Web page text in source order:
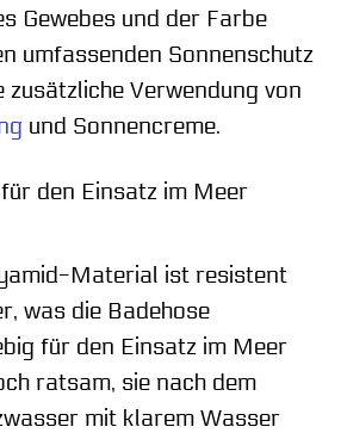
Gewebes und der Farbe
umfassenden Sonnenschutz
zusätzliche Verwendung von
und Sonnencreme.
den Einsatz im Meer
Material ist resistent
was die Badehose
für den Einsatz im Meer
ratsam, sie nach dem
mit klarem Wasser